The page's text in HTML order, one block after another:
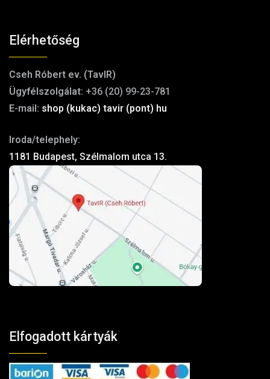
Elérhetőség
Cseh Róbert ev. (TavIR)
Ügyfélszolgálat: +36 (20) 99-23-781
E-mail: shop (kukac) tavir (pont) hu
Iroda/telephely:
1181 Budapest, Szélmalom utca 13.
Elfogadott kártyák